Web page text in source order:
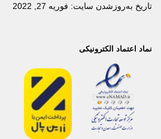
تاریخ به‌روزشدن سایت: فوریه 27, 2022
نماد اعتماد الکترونیکی